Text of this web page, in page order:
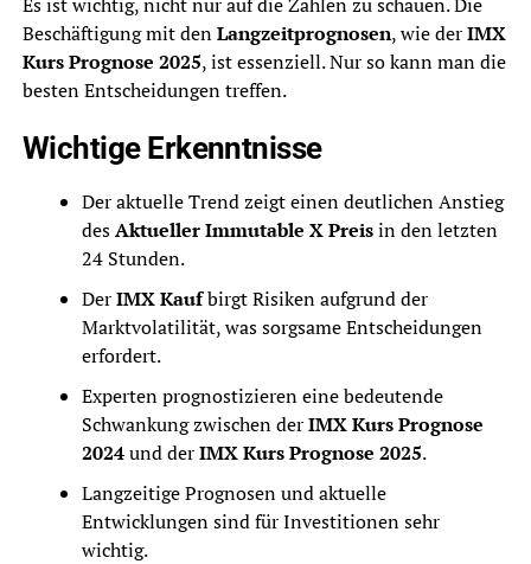
Beschäftigung mit denLangzeitprognosen, wie derIMX
Kurs Prognose 2025, ist essenziell. Nur so kann man die
besten Entscheidungen treffen.
Wichtige Erkenntnisse
Der aktuelle Trend zeigt einen deutlichen Anstieg
desAktueller Immutable X Preisin den letzten
24 Stunden.
DerIMX Kaufbirgt Risiken aufgrund der
Marktvolatilität, was sorgsame Entscheidungen
erfordert.
Experten prognostizieren eine bedeutende
Schwankung zwischen derIMX Kurs Prognose
2024und derIMX Kurs Prognose 2025.
Langzeitige Prognosen und aktuelle
Entwicklungen sind für Investitionen sehr
wichtig.